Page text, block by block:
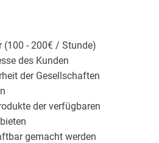
(100 - 200€ / Stunde)
des Kunden
der Gesellschaften
der verfügbaren
gemacht werden